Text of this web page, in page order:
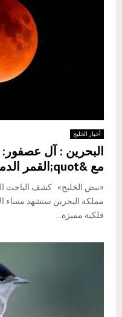
أخبار الخليج
البحرين : آل
مع &quot;القمر الدموي&quot; سبتمبر المقبل
«نبض الخليج» كشف الباحث
فلكية مميزة...